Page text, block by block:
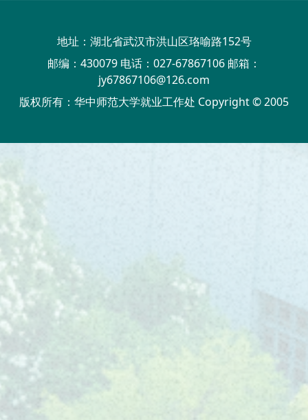
地址：湖北省武汉市洪山区珞喻路152号
邮编：430079 电话：027-67867106 邮箱：
jy67867106@126.com
版权所有：华中师范大学就业工作处 Copyright © 2005